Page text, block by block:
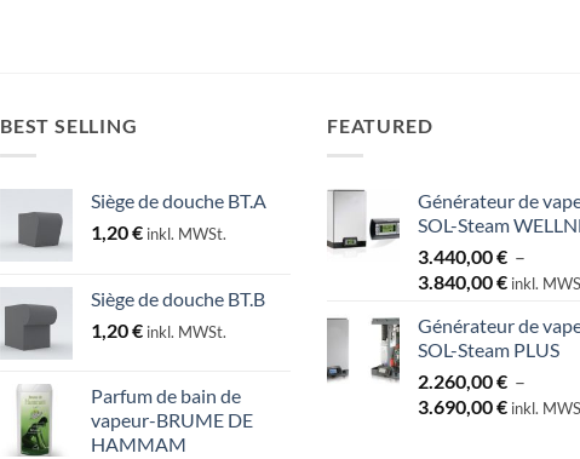
BEST SELLING
Siège de douche BT.A
1,20€ inkl. MWSt.
Siège de douche BT.B
1,20€ inkl. MWSt.
Parfum de bain de
vapeur-BRUME DE
HAMMAM
FEATURED
Générateur de
SOL-Steam
3.440,00€ –
3.840,00€Plage
prix :
à
inkl.
Générateur de
SOL-Steam PLUS
2.260,00€ –
3.690,00€Plage
inkl.